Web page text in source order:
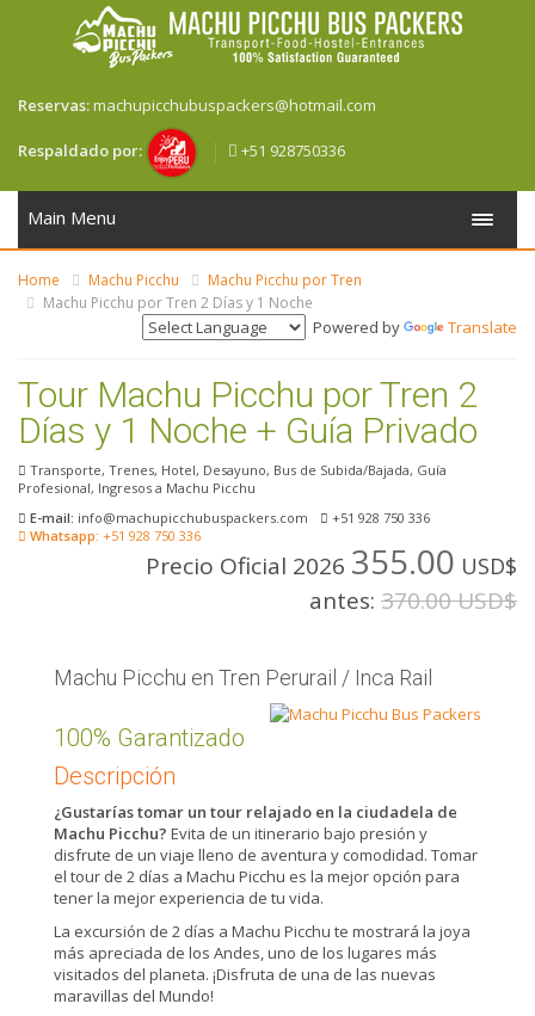
Reservas:machupicchubuspackers@hotmail.com
Respaldado por: +51 928750336
Main Menu
Home Machu Picchu
Machu Picchu por Tren
Machu Picchu por Tren 2 Días y 1 Noche
Powered by Translate
Tour Machu Picchu por Tren 2
Días y 1 Noche + Guía Privado
Transporte, Trenes, Hotel, Desayuno, Bus de Subida/Bajada, Guía
Profesional, Ingresos a Machu Picchu
E-mail: info@machupicchubuspackers.com
+51 928 750 336
Whatsapp: +51 928 750 336
Precio Oficial 2026 355.00 USD$
antes: 370.00 USD$
Machu Picchu en Tren Perurail / Inca Rail
100% Garantizado
Descripción
¿Gustarías tomar un tour relajado en la ciudadela de
Machu Picchu? Evita de un itinerario bajo presión y
disfrute de un viaje lleno de aventura y comodidad. Tomar
el tour de 2 días a Machu Picchu es la mejor opción para
tener la mejor experiencia de tu vida.
La excursión de 2 días a Machu Picchu te mostrará la joya
más apreciada de los Andes, uno de los lugares más
visitados del planeta. ¡Disfruta de una de las nuevas
maravillas del Mundo!